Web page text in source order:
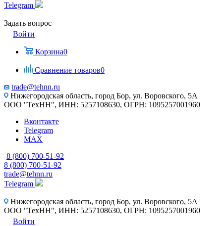
Telegram
Задать вопрос
Войти
Корзина0
Сравнение товаров0
trade@tehnn.ru
Нижегородская область, город Бор, ул. Воровского, 5А
ООО "ТехНН", ИНН: 5257108630, ОГРН: 1095257001960
Вконтакте
Telegram
MAX
8 (800) 700-51-92
8 (800) 700-51-92
trade@tehnn.ru
Telegram
Нижегородская область, город Бор, ул. Воровского, 5А
ООО "ТехНН", ИНН: 5257108630, ОГРН: 1095257001960
Войти